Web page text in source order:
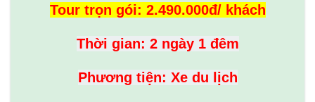
Tour trọn gói: 2.490.000đ/ khách
Thời gian: 2 ngày 1 đêm
Phương tiện: Xe du lịch